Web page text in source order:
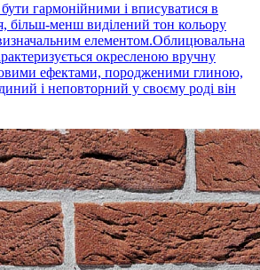
гармонійними і вписуватися в
більш-менш виділений тон кольору
елементом.Облицювальна
окресленою вручну
ефектами, породженими глиною,
і неповторний у своєму роді він